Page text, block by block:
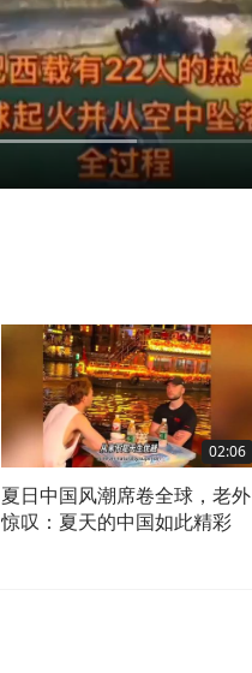
02:06
夏日中国风潮席卷全球，老外
惊叹：夏天的中国如此精彩